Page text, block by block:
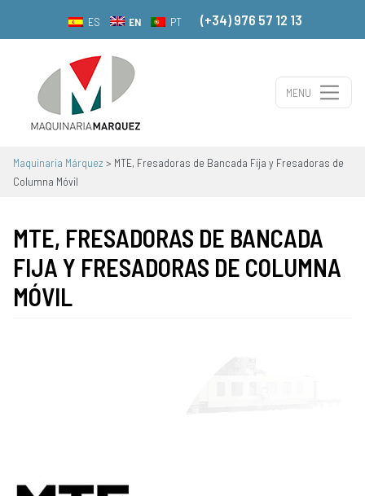
ES EN PT (+34) 976 57 12 13
Main Navigation
MENU
Maquinaria Márquez > MTE, Fresadoras de Bancada Fija y Fresadoras de
Columna Móvil
MTE, FRESADORAS DE BANCADA
FIJA Y FRESADORAS DE COLUMNA
MÓVIL